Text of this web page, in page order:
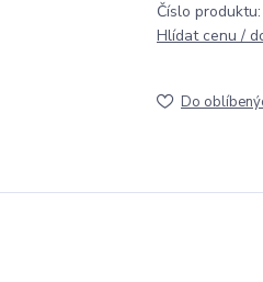
Číslo produktu:
Hlídat cenu /
Do